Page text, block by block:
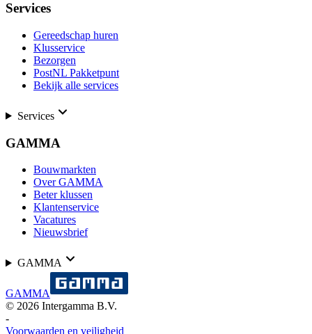
Services
Gereedschap huren
Klusservice
Bezorgen
PostNL Pakketpunt
Bekijk alle services
Services
GAMMA
Bouwmarkten
Over GAMMA
Beter klussen
Klantenservice
Vacatures
Nieuwsbrief
GAMMA
GAMMA
© 2026 Intergamma B.V.
-
Voorwaarden en veiligheid